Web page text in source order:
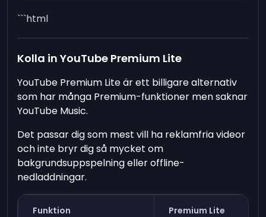
```html
Kolla in YouTube Premium Lite
YouTube Premium Lite är ett billigare alternativ
som har många Premium-funktioner men saknar
YouTube Music.
Det passar dig som mest vill ha reklamfria videor
och inte bryr dig så mycket om
bakgrundsuppspelning eller offline-
nedladdningar.
Funktion Premium Lite